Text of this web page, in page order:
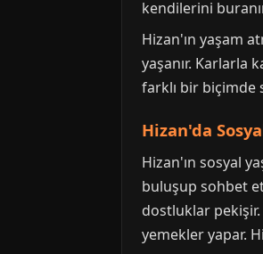
kendilerini
Hizan'ın yaşam
yaşanır. Karlarla
farklı bir biçimde
Hizan'da
Hizan'ın sosyal
buluşup sohbet
dostluklar
yemekler yapar.